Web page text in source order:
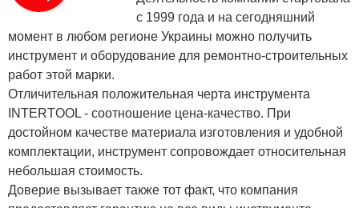
с 1999 года и на сегодняшний
момент в любом регионе Украины можно получить
инструмент и оборудование для ремонтно-строительных
работ этой марки.
Отличительная положительная черта инструмента
INTERTOOL - соотношение цена-качество. При
достойном качестве материала изготовления и удобной
комплектации, инструмент сопровождает относительная
небольшая стоимость.
Доверие вызывает также тот факт, что компания